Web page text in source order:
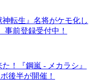
転生』名将がケモ化し
事前登録受付中！
！『鋼嵐 - メカラシ』
後半が開催！